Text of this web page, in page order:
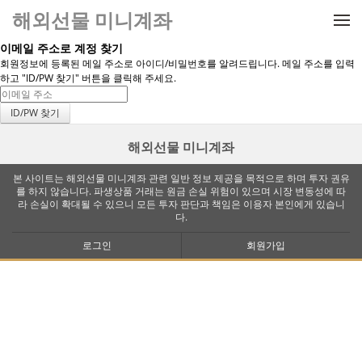
메뉴 건너뛰기
해외선물 미니계좌
이메일 주소로 계정 찾기
회원정보에 등록된 메일 주소로 아이디/비밀번호를 알려드립니다. 메일 주소를 입력
하고 "ID/PW 찾기" 버튼을 클릭해 주세요.
해외선물 미니계좌
본 사이트는 해외선물 미니계좌 관련 일반 정보 제공을 목적으로 하며 투자 권유
를 하지 않습니다. 파생상품 거래는 원금 손실 위험이 있으며 시장 변동성에 따
라 손실이 확대될 수 있으니 모든 투자 판단과 책임은 이용자 본인에게 있습니
다.
로그인 회원가입